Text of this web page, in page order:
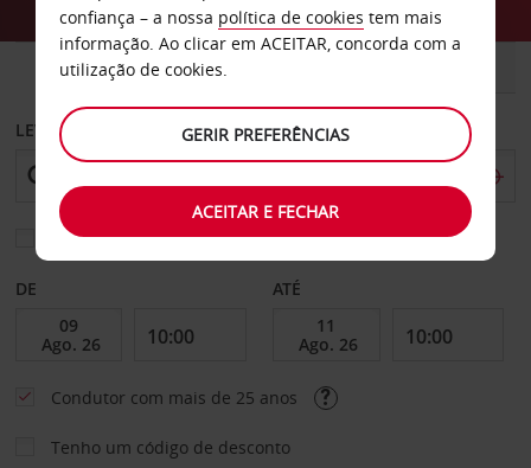
CARRO
LEVANTAR EM
Escolher uma estação de devolução diferente
DE ATÉ
Condutor com mais de 25 anos
Tenho um código de desconto
confiança – a nossa política de cookies tem mais
informação. Ao clicar em ACEITAR, concorda com a
utilização de cookies.
GERIR PREFERÊNCIAS
ACEITAR E FECHAR